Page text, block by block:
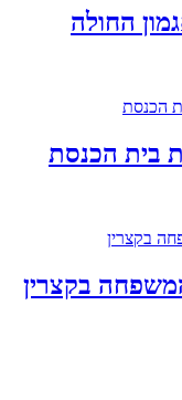
החולה
בית הכנסת
בקצרין